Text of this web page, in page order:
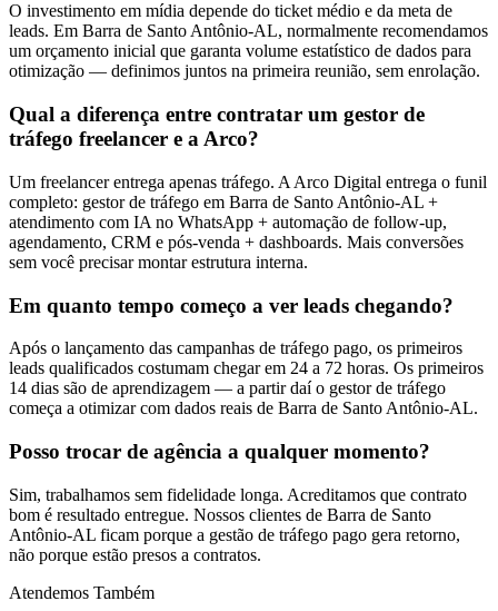
O investimento em mídia depende do ticket médio e da meta de
leads. Em Barra de Santo Antônio-AL, normalmente recomendamos
um orçamento inicial que garanta volume estatístico de dados para
otimização — definimos juntos na primeira reunião, sem enrolação.
Qual a diferença entre contratar um gestor de
tráfego freelancer e a Arco?
Um freelancer entrega apenas tráfego. A Arco Digital entrega o funil
completo: gestor de tráfego em Barra de Santo Antônio-AL +
atendimento com IA no WhatsApp + automação de follow-up,
agendamento, CRM e pós-venda + dashboards. Mais conversões
sem você precisar montar estrutura interna.
Em quanto tempo começo a ver leads chegando?
Após o lançamento das campanhas de tráfego pago, os primeiros
leads qualificados costumam chegar em 24 a 72 horas. Os primeiros
14 dias são de aprendizagem — a partir daí o gestor de tráfego
começa a otimizar com dados reais de Barra de Santo Antônio-AL.
Posso trocar de agência a qualquer momento?
Sim, trabalhamos sem fidelidade longa. Acreditamos que contrato
bom é resultado entregue. Nossos clientes de Barra de Santo
Antônio-AL ficam porque a gestão de tráfego pago gera retorno,
não porque estão presos a contratos.
Atendemos Também